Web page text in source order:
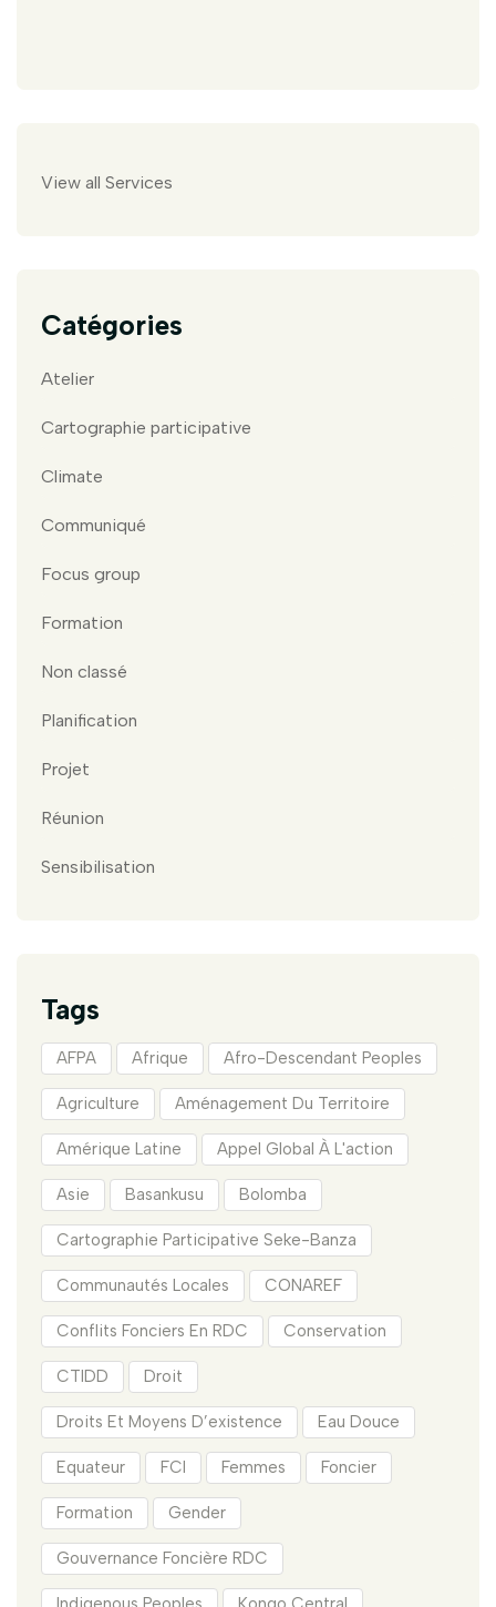
View all Services
Catégories
Atelier
Cartographie participative
Climate
Communiqué
Focus group
Formation
Non classé
Planification
Projet
Réunion
Sensibilisation
Tags
AFPA Afrique Afro-Descendant Peoples
Agriculture Aménagement Du Territoire
Amérique Latine Appel Global À L'action
Asie Basankusu Bolomba
Cartographie Participative Seke-Banza
Communautés Locales CONAREF
Conflits Fonciers En RDC Conservation
CTIDD Droit
Droits Et Moyens D’existence Eau Douce
Equateur FCI Femmes Foncier
Formation Gender
Gouvernance Foncière RDC